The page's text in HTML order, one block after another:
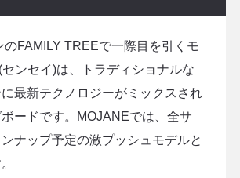
のFAMILY TREEで一際目を引くモ
ンセイ)は、トラディショナルな
最新テクノロジーがミックスされ
ードです。MOJANEでは、全サ
ナップ予定の激プッシュモデルと